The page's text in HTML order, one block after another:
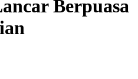
Berpuasa